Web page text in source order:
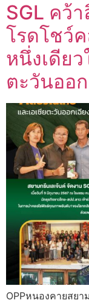
SGL คว้
โรดโชว์
หนึ่งเดียว
ตะวันออ
OPPหนองคายสยา